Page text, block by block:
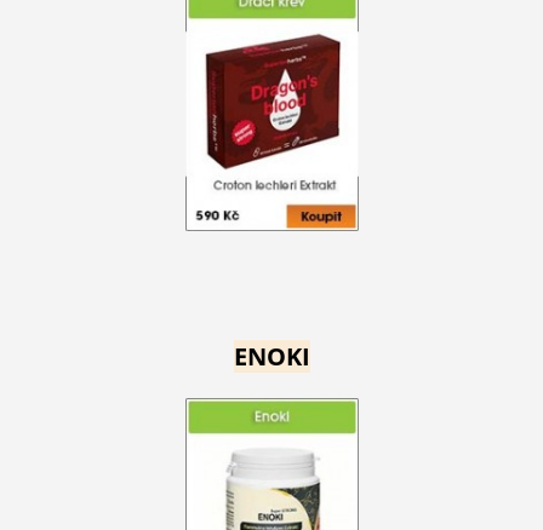
ENOKI